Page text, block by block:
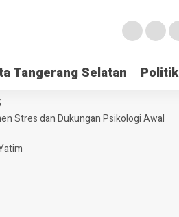
Tangerang Selatan Politik
Stres dan Dukungan Psikologi Awal